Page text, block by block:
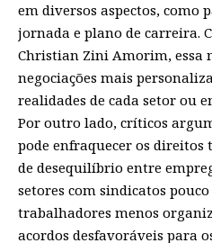
em diversos aspectos, como
jornada e plano de carreira.
Christian Zini Amorim, essa
negociações mais
realidades de cada setor ou
Por outro lado, críticos
pode enfraquecer os direitos
de desequilíbrio entre
setores com sindicatos
trabalhadores menos
acordos desfavoráveis para